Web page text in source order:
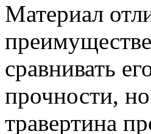
Материал
сравнивать
прочности,
травертина